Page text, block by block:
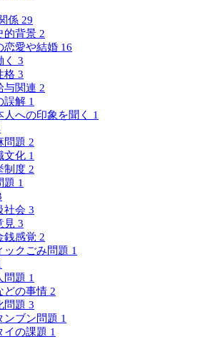
係 29
的背景 2
恋愛や結婚 16
く 3
格 3
与関連 2
誤解 1
人への印象を聞く 1
問題 2
文化 1
制度 2
題 1
社会 3
見 3
銭感覚 2
ックごみ問題 1
問題 1
どの事情 2
問題 3
ンブン問題 1
イの課題 1